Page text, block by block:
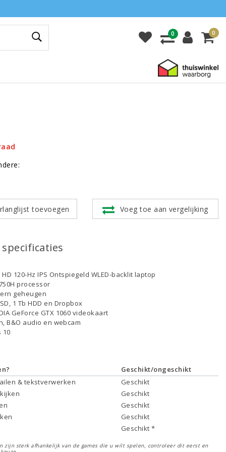
0 0
toevoegen Voeg toe aan vergelijking
HD 120-Hz IPS Ontspiegeld WLED-backlit laptop
processor
geheugen
1 Tb HDD en Dropbox
GeForce GTX 1060 videokaart
B&O audio en webcam
10
Geschikt/ongeschikt
& tekstverwerken
Geschikt
Geschikt
Geschikt
Geschikt
Geschikt *
zijn sterk afhankelijk van de games die u wilt spelen, controleer dit eerst en